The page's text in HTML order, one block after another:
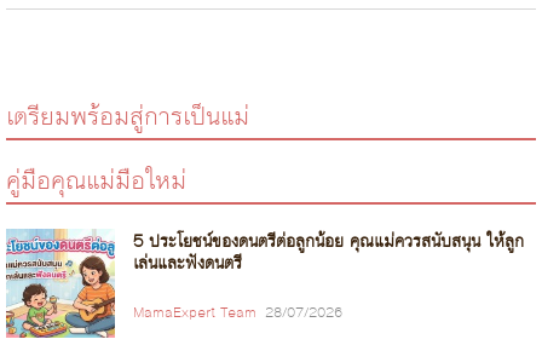
เตรียมพร้อมสู่การเป็นแม่
คู่มือคุณแม่มือใหม่
5 ประโยชน์ของดนตรีต่อลูกน้อย คุณแม่ควรสนับสนุน ให้ลูก
เล่นและฟังดนตรี
MamaExpert Team 28/07/2026